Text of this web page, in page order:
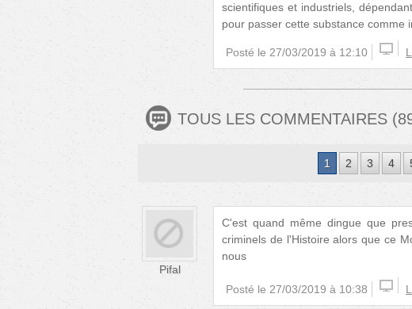
scientifiques et industriels,
pour passer cette substance comme
Posté le 27/03/2019 à 12:10
TOUS LES COMMENTAIRES (
1 2 3 4
Pifal
C'est quand même dingue que
criminels de l'Histoire alors que ce
nous
Posté le 27/03/2019 à 10:38